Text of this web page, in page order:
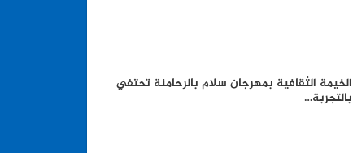
الخيمة الثقافية بمهرجان سلام بالرحامنة تحتفي
بالتجربة…